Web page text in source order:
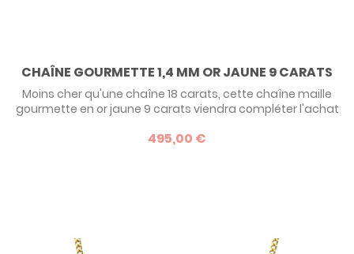
CHAÎNE GOURMETTE 1,4 MM OR JAUNE 9 CARATS
Moins cher qu'une chaîne 18 carats, cette chaîne maille
gourmette en or jaune 9 carats viendra compléter l'achat
nos chaînes en or jaune pour accompagner un pendentif
495,00 €